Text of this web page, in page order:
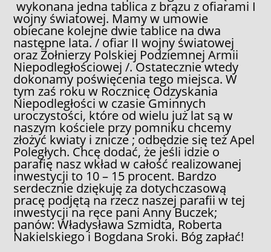
wykonana jedna tablica z brązu z ofiarami I
wojny światowej. Mamy w umowie
obiecane kolejne dwie tablice na dwa
następne lata. / ofiar II wojny światowej
oraz Żołnierzy Polskiej Podziemnej Armii
Niepodległościowej /. Ostatecznie wtedy
dokonamy poświęcenia tego miejsca. W
tym zaś roku w Rocznicę Odzyskania
Niepodległości w czasie Gminnych
uroczystości, które od wielu już lat są w
naszym kościele przy pomniku chcemy
złożyć kwiaty i znicze ; odbędzie się też Apel
Poległych. Chcę dodać, że jeśli idzie o
parafię nasz wkład w całość realizowanej
inwestycji to 10 – 15 procent. Bardzo
serdecznie dziękuję za dotychczasową
pracę podjętą na rzecz naszej parafii w tej
inwestycji na ręce pani Anny Buczek;
panów: Władysława Szmidta, Roberta
Nakielskiego i Bogdana Sroki. Bóg zapłać!